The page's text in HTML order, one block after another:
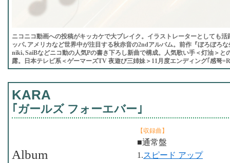
ニコニコ動画への投稿がキッカケで大ブレイク。イラストレーターとしても
ッパ､アメリカなど世界中が注目する秋赤音の2ndアルバム。前作『ぼろぼろ
niki､SaiBなどニコ動の人気Pの書き下ろし新曲で構成。人気歌い手＜灯油＞と
露。日本テレビ系＜ゲーマーズTV 夜遊び三姉妹＞11月度エンディング｢感弩
KARA
｢ガールズ フォーエバー｣
【収録曲】
■通常盤
1.スピード アップ
Album